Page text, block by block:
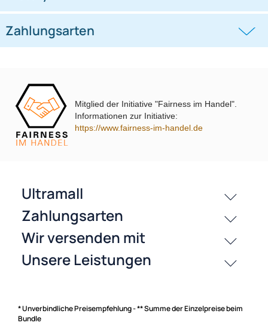
UVP 40,98 € *37,25 € UVP 25,98 € *21,35 €
passende Produkte
History
Zahlungsarten
Mitglied der Initiative "Fairness im Handel".
Informationen zur Initiative:
https://www.fairness-im-handel.de
* Unverbindliche Preisempfehlung - ** Summe der Einzelpreise beim
Bundle